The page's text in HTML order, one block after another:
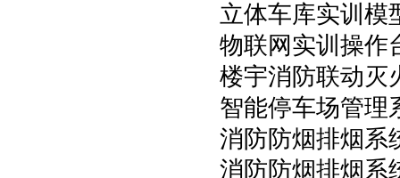
立体车库实训模
物联网实训操作
楼宇消防联动灭
智能停车场管理
消防防烟排烟系
消防防烟排烟系